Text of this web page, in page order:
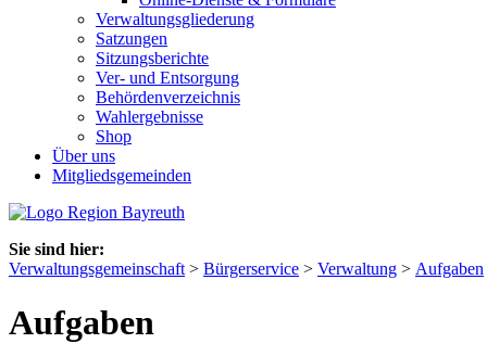
Verwaltungsgliederung
Satzungen
Sitzungsberichte
Ver- und Entsorgung
Behördenverzeichnis
Wahlergebnisse
Shop
Über uns
Mitgliedsgemeinden
Sie sind hier:
Verwaltungsgemeinschaft > Bürgerservice > Verwaltung > Aufgaben
Aufgaben